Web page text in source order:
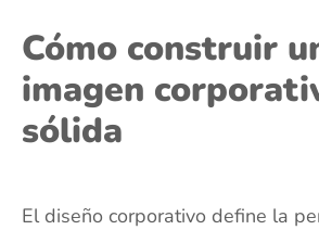
Cómo construir
imagen
sólida
El diseño corporativo define la